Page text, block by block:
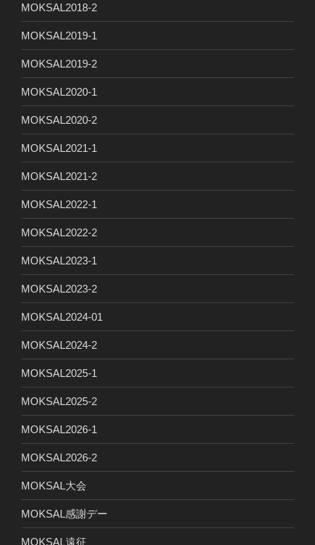
MOKSAL2018-2
MOKSAL2019-1
MOKSAL2019-2
MOKSAL2020-1
MOKSAL2020-2
MOKSAL2021-1
MOKSAL2021-2
MOKSAL2022-1
MOKSAL2022-2
MOKSAL2023-1
MOKSAL2023-2
MOKSAL2024-01
MOKSAL2024-2
MOKSAL2025-1
MOKSAL2025-2
MOKSAL2026-1
MOKSAL2026-2
MOKSAL大会
MOKSAL感謝デー
MOKSAL遠征